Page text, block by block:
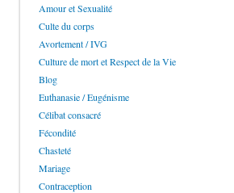
Amour et Sexualité
Culte du corps
Avortement / IVG
Culture de mort et Respect de la Vie
Blog
Euthanasie / Eugénisme
Célibat consacré
Fécondité
Chasteté
Mariage
Contraception